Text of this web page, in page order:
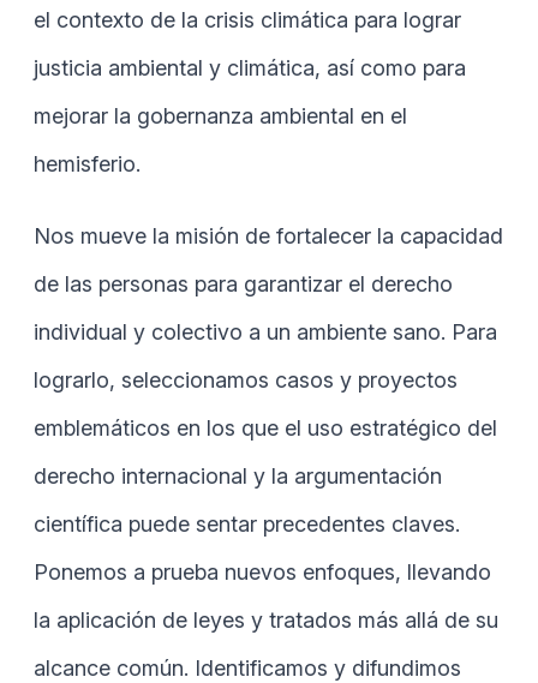
el contexto de la crisis climática para lograr
justicia ambiental y climática, así como para
mejorar la gobernanza ambiental en el
hemisferio.
Nos mueve la misión de fortalecer la capacidad
de las personas para garantizar el derecho
individual y colectivo a un ambiente sano. Para
lograrlo, seleccionamos casos y proyectos
emblemáticos en los que el uso estratégico del
derecho internacional y la argumentación
científica puede sentar precedentes claves.
Ponemos a prueba nuevos enfoques, llevando
la aplicación de leyes y tratados más allá de su
alcance común. Identificamos y difundimos